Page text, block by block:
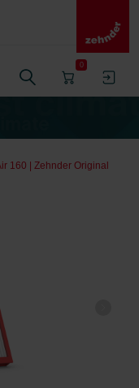
0
160 | Zehnder Original